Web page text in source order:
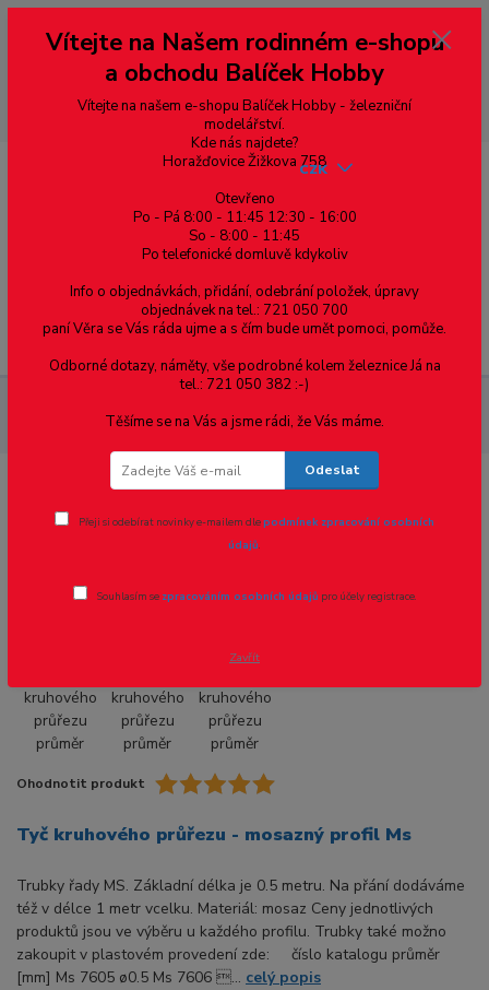
--- pro zákazníky ze Slovenska a jiných zemí, pokud chcete platit v eurech
přepněte si e-shop na euro 💶 pro přepočet měny - pravý horní roh ---
dobírky – pokud si z nějakého důvodu zásilku nevyzvednete, bude po
domluvě zaslána znovu s opětovnou platbou za poštovné, v opačném
případě bude zrušena a účet přidán na blacklist a rušeny následující
objednávky.
Menu
CZK
- 1ks
Ohodnotit produkt
Tyč kruhového průřezu - mosazný profil Ms
Trubky řady MS. Základní délka je 0.5 metru. Na přání dodáváme
též v délce 1 metr vcelku. Materiál: mosaz Ceny jednotlivých
produktů jsou ve výběru u každého profilu. Trubky také možno
zakoupit v plastovém provedení zde: číslo katalogu průměr
[mm] Ms 7605 ø0.5 Ms 7606 ... celý popis
Vítejte na Našem rodinném e-shopu
a obchodu Balíček Hobby
Vítejte na našem e-shopu Balíček Hobby - železniční
modelářství.
Kde nás najdete?
Horažďovice Žižkova 758
Otevřeno
Po - Pá 8:00 - 11:45 12:30 - 16:00
So - 8:00 - 11:45
Po telefonické domluvě kdykoliv
Info o objednávkách, přidání, odebrání položek, úpravy
objednávek na tel.: 721 050 700
paní Věra se Vás ráda ujme a s čím bude umět pomoci, pomůže.
Odborné dotazy, náměty, vše podrobné kolem železnice Já na
tel.: 721 050 382 :-)
Těšíme se na Vás a jsme rádi, že Vás máme.
Odeslat
Přeji si odebírat novinky e-mailem dlepodmínek zpracování osobních
údajů.
Souhlasím se zpracováním osobních údajů pro účely registrace.
Zavřít